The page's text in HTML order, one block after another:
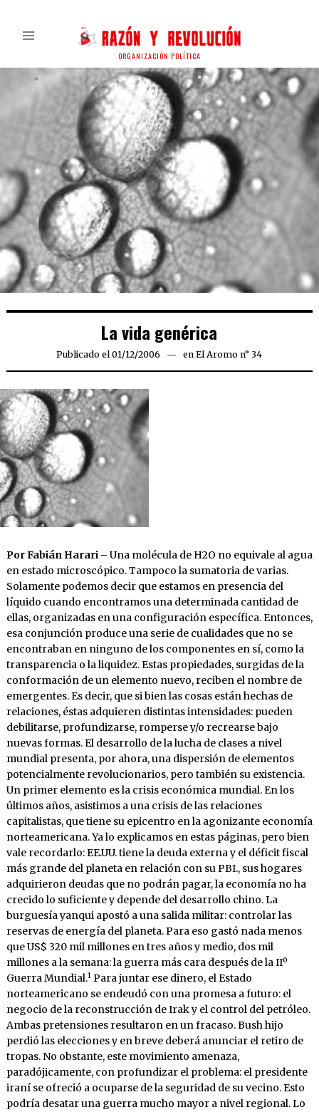
ORGANIZACIÓN POLÍTICA
La vida genérica
Publicado el 01/12/2006 23/03/2020
en El Aromo n° 34
Por Fabián Harari – Una molécula de H2O no equivale al agua
en estado microscópico. Tampoco la sumatoria de varias.
Solamente podemos decir que estamos en presencia del
líquido cuando encontramos una determinada cantidad de
ellas, organizadas en una configuración específica. Entonces,
esa conjunción produce una serie de cualidades que no se
encontraban en ninguno de los componentes en sí, como la
transparencia o la liquidez. Estas propiedades, surgidas de la
conformación de un elemento nuevo, reciben el nombre de
emergentes. Es decir, que si bien las cosas están hechas de
relaciones, éstas adquieren distintas intensidades: pueden
debilitarse, profundizarse, romperse y/o recrearse bajo
nuevas formas. El desarrollo de la lucha de clases a nivel
mundial presenta, por ahora, una dispersión de elementos
potencialmente revolucionarios, pero también su existencia.
Un primer elemento es la crisis económica mundial. En los
últimos años, asistimos a una crisis de las relaciones
capitalistas, que tiene su epicentro en la agonizante economía
norteamericana. Ya lo explicamos en estas páginas, pero bien
vale recordarlo: EE.UU. tiene la deuda externa y el déficit fiscal
más grande del planeta en relación con su PBI., sus hogares
adquirieron deudas que no podrán pagar, la economía no ha
crecido lo suficiente y depende del desarrollo chino. La
burguesía yanqui apostó a una salida militar: controlar las
reservas de energía del planeta. Para eso gastó nada menos
que US$ 320 mil millones en tres años y medio, dos mil
millones a la semana: la guerra más cara después de la IIº
Guerra Mundial.1Para juntar ese dinero, el Estado
norteamericano se endeudó con una promesa a futuro: el
negocio de la reconstrucción de Irak y el control del petróleo.
Ambas pretensiones resultaron en un fracaso. Bush hijo
perdió las elecciones y en breve deberá anunciar el retiro de
tropas. No obstante, este movimiento amenaza,
paradójicamente, con profundizar el problema: el presidente
iraní se ofreció a ocuparse de la seguridad de su vecino. Esto
podría desatar una guerra mucho mayor a nivel regional. Lo